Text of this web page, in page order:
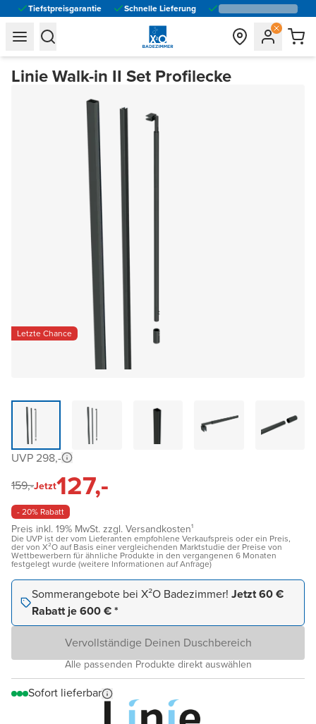
Tiefstpreisgarantie Schnelle Lieferung
general.navigation.toggle_menu.label
general.navigation.toggle_menu.label
Linie Walk-in II Set Profilecke
Letzte Chance
UVP 298,-
159,-Jetzt127,-
- 20% Rabatt
Preis inkl. 19% MwSt. zzgl. Versandkosten¹
Die UVP ist der vom Lieferanten empfohlene Verkaufspreis oder ein Preis,
der von X²O auf Basis einer vergleichenden Marktstudie der Preise von
Wettbewerbern für ähnliche Produkte in den vergangenen 6 Monaten
festgelegt wurde (weitere Informationen auf Anfrage)
Sommerangebote bei X²O Badezimmer! Jetzt 60 €
Rabatt je 600 € *
Vervollständige Deinen Duschbereich
Alle passenden Produkte direkt auswählen
Sofort lieferbar